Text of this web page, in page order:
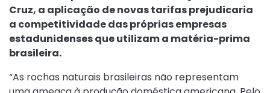
Cruz, a aplicação de novas tarifas prejudicaria
a competitividade das próprias empresas
estadunidenses que utilizam a matéria-prima
brasileira.
“As rochas naturais brasileiras não representam